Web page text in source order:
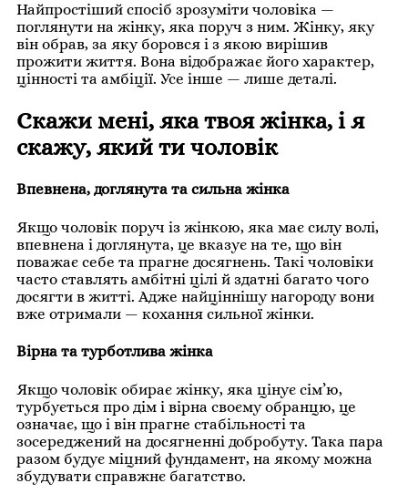
Найпростіший спосіб зрозуміти чоловіка —
поглянути на жінку, яка поруч з ним. Жінку, яку
він обрав, за яку боровся і з якою вирішив
прожити життя. Вона відображає його характер,
цінності та амбіції. Усе інше — лише деталі.
Скажи мені, яка твоя жінка, і я
скажу, який ти чоловік
Впевнена, доглянута та сильна жінка
Якщо чоловік поруч із жінкою, яка має силу волі,
впевнена і доглянута, це вказує на те, що він
поважає себе та прагне досягнень. Такі чоловіки
часто ставлять амбітні цілі й здатні багато чого
досягти в житті. Адже найціннішу нагороду вони
вже отримали — кохання сильної жінки.
Вірна та турботлива жінка
Якщо чоловік обирає жінку, яка цінує сім’ю,
турбується про дім і вірна своєму обранцю, це
означає, що і він прагне стабільності та
зосереджений на досягненні добробуту. Така пара
разом будує міцний фундамент, на якому можна
збудувати справжнє багатство.